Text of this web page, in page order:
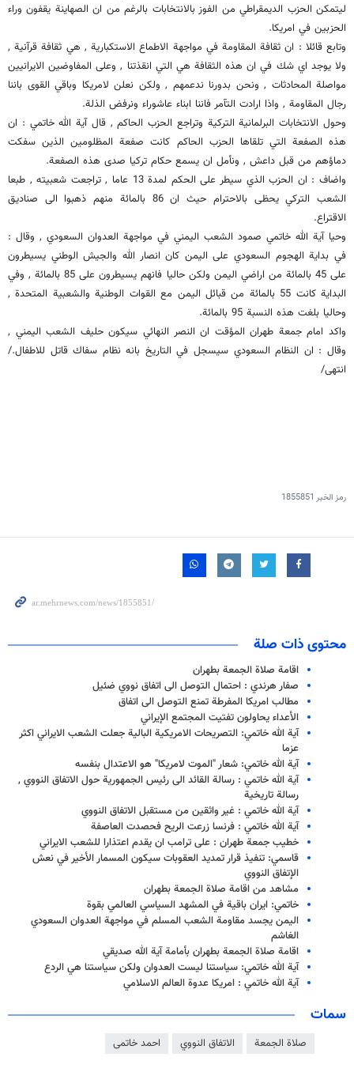
ليتمكن الحزب الديمقراطي من الفوز بالانتخابات بالرغم من ان الصهاينة يقفون وراء
الحزبين في امريكا.
وتابع قائلا : ان ثقافة المقاومة في مواجهة الاطماع الاستكبارية , هي ثقافة قرآنية ,
ولا يوجد اي شك في ان هذه الثقافة هي التي انقذتنا , وعلى المفاوضين الايرانيين
مواصلة المحادثات , ونحن بدورنا ندعمهم , ولكن نعلن لامريكا وباقي القوى باننا
رجال المقاومة , واذا ارادت التآمر فاننا ابناء عاشوراء ونرفض الذلة.
وحول الانتخابات البرلمانية التركية وتراجع الحزب الحاكم , قال آية الله خاتمي : ان
هذه الصفعة التي تلقاها الحزب الحاكم كانت صفعة المظلومين الذين سفكت
دماؤهم من قبل داعش , ونأمل ان يسمع حكام تركيا صدى هذه الصفعة.
واضاف : ان الحزب الذي سيطر على الحكم لمدة 13 عاما , تراجعت شعبيته , طبعا
الشعب التركي يحظى بالاحترام حيث ان 86 بالمائة منهم ذهبوا الى صناديق
الاقتراع.
وحيا آية الله خاتمي صمود الشعب اليمني في مواجهة العدوان السعودي , وقال :
في بداية الهجوم السعودي على اليمن كان انصار الله والجيش الوطني يسيطرون
على 45 بالمائة من اراضي اليمن ولكن حاليا فانهم يسيطرون على 85 بالمائة , وفي
البداية كانت 55 بالمائة من قبائل اليمن مع القوات الوطنية والشعبية المتحدة ,
وحاليا بلغت هذه النسبة 95 بالمائة.
واكد امام جمعة طهران المؤقت ان النصر النهائي سيكون حليف الشعب اليمني ,
وقال : ان النظام السعودي سيسجل في التاريخ بانه نظام سفاك قاتل للاطفال./
انتهى/
رمز الخبر 1855851
محتوى ذات صلة
اقامة صلاة الجمعة بطهران
صفار هرندي : احتمال التوصل الى اتفاق نووي ضئيل
مطالب امريكا المفرطة تمنع التوصل الى اتفاق
الأعداء يحاولون تفتيت المجتمع الإيراني
آية الله خاتمي: التصريحات الامريكية البالية جعلت الشعب الايراني اكثر
عزما
آية الله خاتمي: شعار "الموت لامريكا" هو الاعتدال بنفسه
آية الله خاتمي : رسالة القائد الى رئيس الجمهورية حول الاتفاق النووي ,
رسالة تاريخية
آية الله خاتمي : غير واثقين من مستقبل الاتفاق النووي
آية الله خاتمي : فرنسا زرعت الريح فحصدت العاصفة
خطيب جمعة طهران : على ترامب ان يقدم اعتذارا للشعب الايراني
قاسمي: تنفيذ قرار تمديد العقوبات سيكون المسمار الأخير في نعش
الإتفاق النووي
مشاهد من اقامة صلاة الجمعة بطهران
خاتمي: ايران باقية في المشهد السياسي العالمي بقوة
اليمن يجسد مقاومة الشعب المسلم في مواجهة العدوان السعودي
الغاشم
اقامة صلاة الجمعة بطهران بأمامة آية الله صديقي
آية الله خاتمي: سياستنا ليست العدوان ولكن سياستنا هي الردع
آية الله خاتمي : امريكا عدوة العالم الاسلامي
سمات
صلاة الجمعة الاتفاق النووي احمد خاتمی